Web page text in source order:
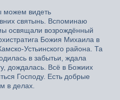
можем видеть
святынь. Вспоминаю
освящали возрождённый
Божия Михаила в
Устьинского района. Та
в забытьи, ждала
дождалась. Всё в Божиих
Господу. Есть добрые
в делах.